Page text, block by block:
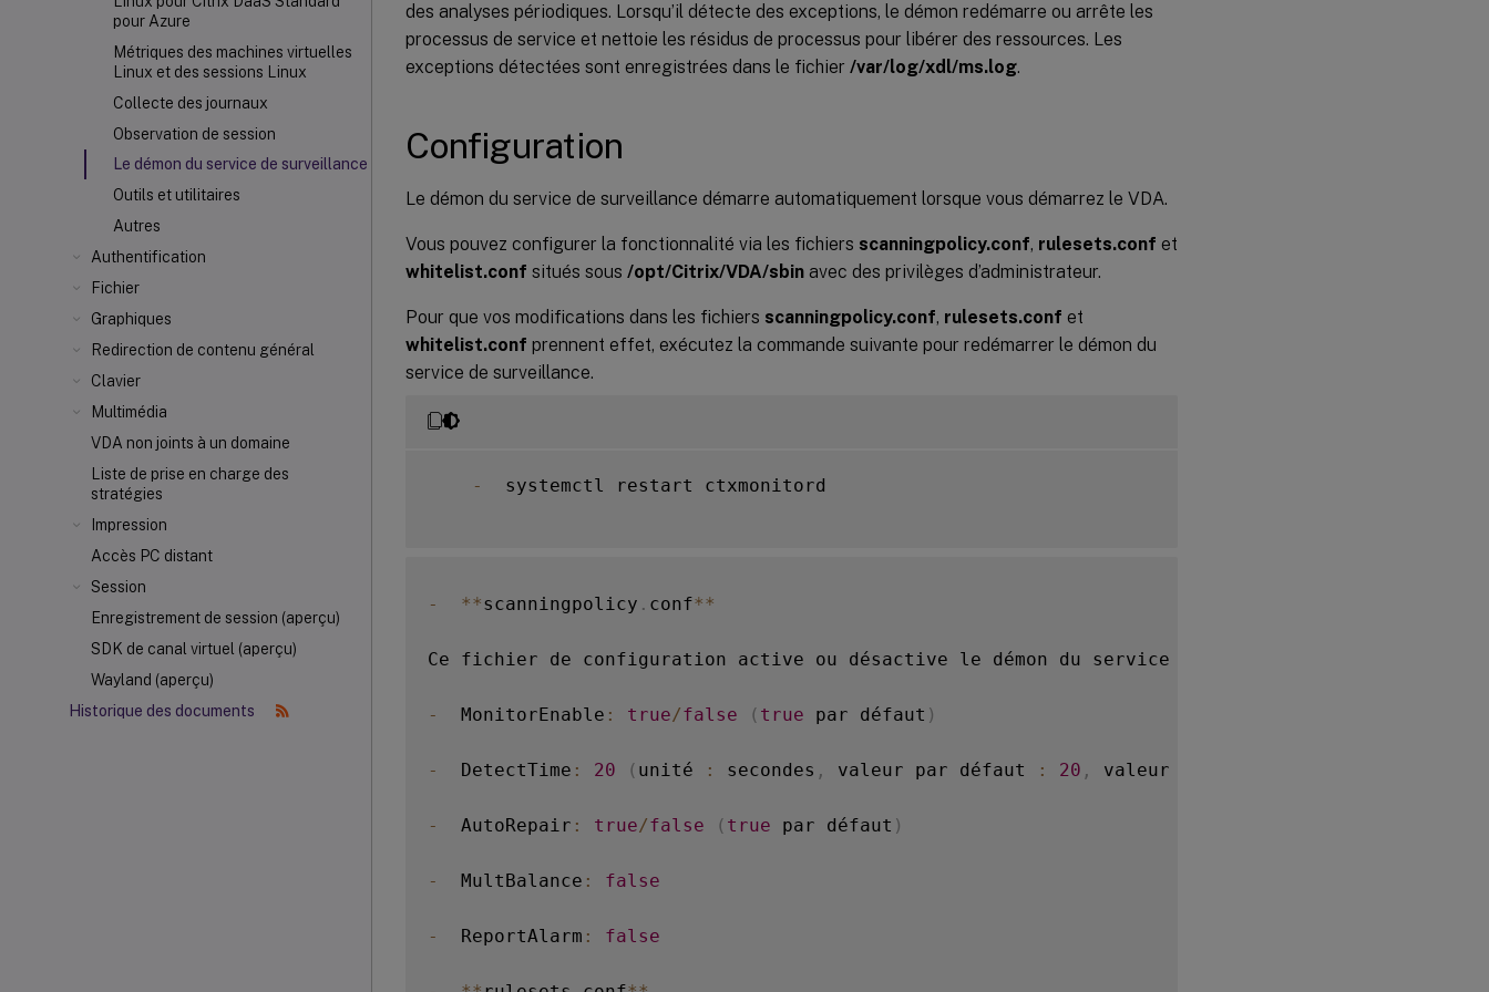
pour Azure
Métriques des machines virtuelles
Linux et des sessions Linux
Collecte des journaux
Observation de session
Le démon du service de surveillance
Outils et utilitaires
Autres
Authentification
Fichier
Graphiques
Redirection de contenu général
Clavier
Multimédia
VDA non joints à un domaine
Liste de prise en charge des
stratégies
Impression
Accès PC distant
Session
Enregistrement de session (aperçu)
SDK de canal virtuel (aperçu)
Wayland (aperçu)
Historique des documents
des analyses périodiques. Lorsqu’il détecte des exceptions, le démon redémarre ou arrête les
processus de service et nettoie les résidus de processus pour libérer des ressources. Les
exceptions détectées sont enregistrées dans le fichier /var/log/xdl/ms.log.
Configuration
Le démon du service de surveillance démarre automatiquement lorsque vous démarrez le VDA.
Vous pouvez configurer la fonctionnalité via les fichiers scanningpolicy.conf, rulesets.conf et
whitelist.conf situés sous /opt/Citrix/VDA/sbin avec des privilèges d’administrateur.
Pour que vos modifications dans les fichiers scanningpolicy.conf, rulesets.conf et
whitelist.conf prennent effet, exécutez la commande suivante pour redémarrer le démon du
service de surveillance.
-
  systemctl restart ctxmonitord
- **scanningpolicy . conf**
Ce fichier de configuration active ou désactive le démon du service de surveillance
-
  MonitorEnable
: true/false ( true par défaut )
-
  DetectTime
: 20 ( unité : secondes , valeur par défaut : 20 , valeur minimale
-
  AutoRepair
: true/false ( true par défaut )
-
  MultBalance
: false
-
  ReportAlarm
: false